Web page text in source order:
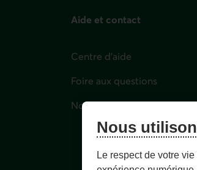
Aide et contact
Centre d'aide
Foire aux questions
Nous joindre
Nous
Le respect de votre